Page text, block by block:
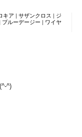
キア サザンクロス
ジ
ブルーデージー
ワイヤ
^)